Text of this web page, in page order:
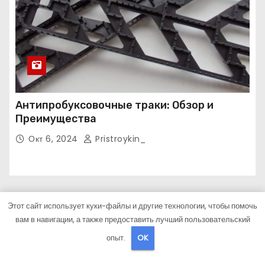
Антипробуксовочные траки: Обзор и
Преимущества
Окт 6, 2024 Pristroykin_
Креативный Ремонт
Просто Дом
Этот сайт использует куки-файлы и другие технологии, чтобы помочь
вам в навигации, а также предоставить лучший пользовательский
опыт.
OK